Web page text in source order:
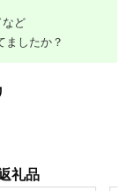
など
ましたか？
礼品